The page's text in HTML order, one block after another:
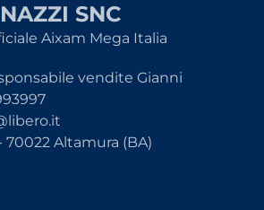
SNC
Aixam Mega Italia
vendite Gianni
70022 Altamura (BA)